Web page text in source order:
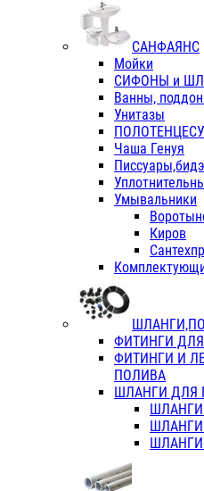
САНФАЯНС
Мойки
СИФОНЫ и
Ванны,
Унитазы
Чаша Генуя
Писсуары,бидэ
Умывальники
Киров
ФИТИНГИ
ФИТИНГИ И
ПОЛИВА
ШЛАНГИ ДЛЯ
ШЛАНГИ